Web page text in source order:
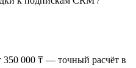
350 000 ₸ — точный расчёт в